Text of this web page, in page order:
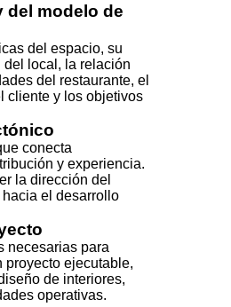
del modelo de
del espacio, su
local, la relación
del restaurante, el
cliente y los objetivos
conecta
y experiencia.
la dirección del
el desarrollo
necesarias para
proyecto ejecutable,
de interiores,
operativas.